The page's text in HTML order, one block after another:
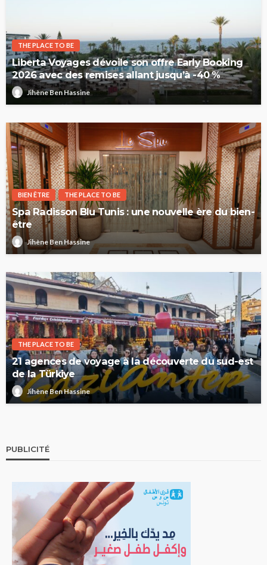
THE PLACE TO BE
Liberta Voyages dévoile son offre Early Booking
2026 avec des remises allant jusqu’à -40 %
Jihène Ben Hassine
BIEN ÊTRE THE PLACE TO BE
Spa Radisson Blu Tunis : une nouvelle ère du bien-
être
Jihène Ben Hassine
THE PLACE TO BE
21 agences de voyage à la découverte du sud-est
de la Türkiye
Jihène Ben Hassine
PUBLICITÉ